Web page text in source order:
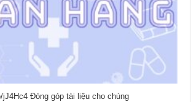
Đóng góp tài liệu cho chúng